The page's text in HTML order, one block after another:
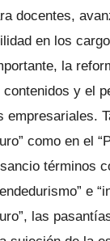
docentes,
en los
la
y el
empresariales.
como en el
términos
e
las